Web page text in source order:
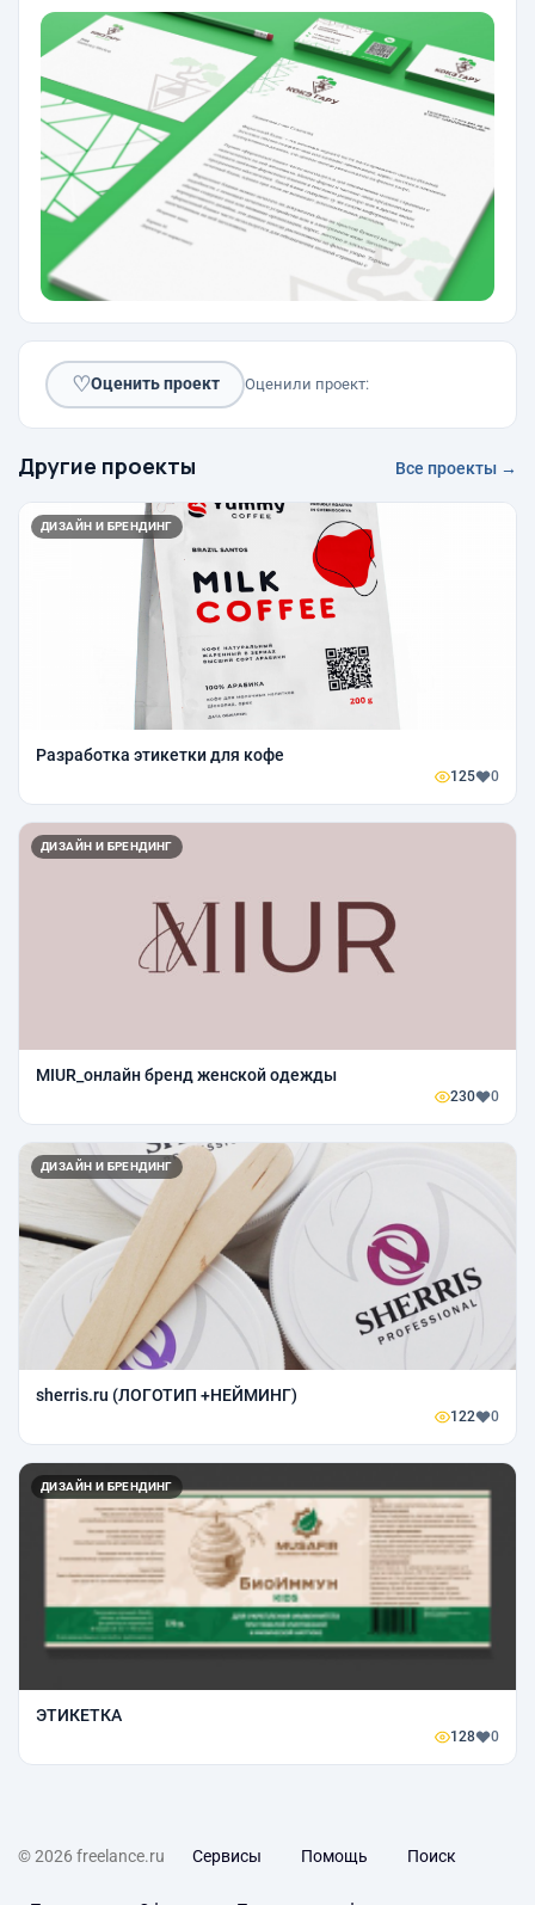
♡Оценить проект Оценили проект:
Другие проекты Все проекты →
ДИЗАЙН И БРЕНДИНГ
Разработка этикетки для кофе
125 0
ДИЗАЙН И БРЕНДИНГ
MIUR_онлайн бренд женской одежды
230 0
ДИЗАЙН И БРЕНДИНГ
sherris.ru (ЛОГОТИП +НЕЙМИНГ)
122 0
ДИЗАЙН И БРЕНДИНГ
ЭТИКЕТКА
128 0
© 2026 freelance.ru Сервисы Помощь Поиск